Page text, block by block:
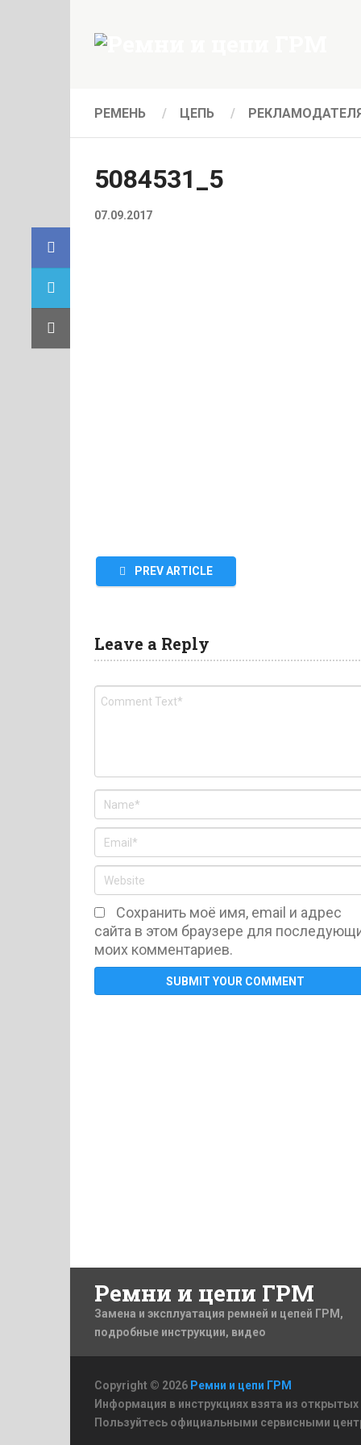
РЕМЕНЬ ЦЕПЬ
5084531_5
07.09.2017
PREV ARTICLE
Leave a Reply
Сохранить моё имя, email и адрес
сайта в этом браузере для
моих комментариев.
Ремни и цепи ГРМ
Замена и эксплуатация ремней и цепей ГРМ,
подробные инструкции, видео
Copyright © 2026 Ремни и цепи ГРМ
Информация в инструкциях взята из
Пользуйтесь официальными сервисными